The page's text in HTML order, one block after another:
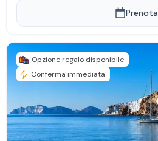
Prenota
Opzione regalo disponibile
Conferma immediata